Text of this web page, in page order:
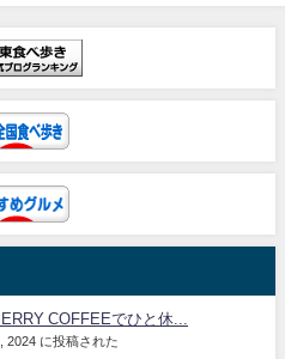
COFFEEでひと休...
2024 に投稿された